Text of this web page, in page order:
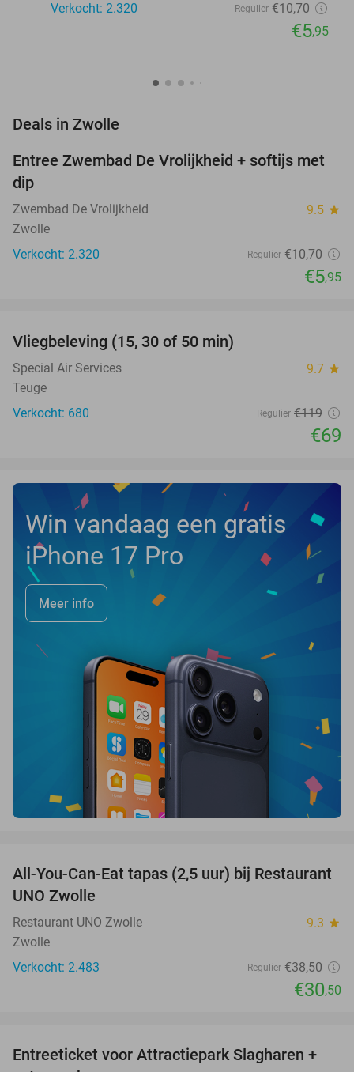
Verkocht: 2.320
Regulier €10,70
€5,95
Deals in Zwolle
44%
Entree Zwembad De Vrolijkheid + softijs met
dip
Zwembad De Vrolijkheid 9.5 star
Zwolle
Verkocht: 2.320
Regulier €10,70
€5,95
NEW
TODAY
Vliegbeleving (15, 30 of 50 min)
Special Air Services 9.7 star
Teuge
Verkocht: 680
Regulier €119
€69
Win vandaag een gratis
iPhone 17 Pro
Meer info
21%
All-You-Can-Eat tapas (2,5 uur) bij Restaurant
UNO Zwolle
Restaurant UNO Zwolle 9.3 star
Zwolle
Verkocht: 2.483
Regulier €38,50
€30,50
41%
Entreeticket voor Attractiepark Slagharen +